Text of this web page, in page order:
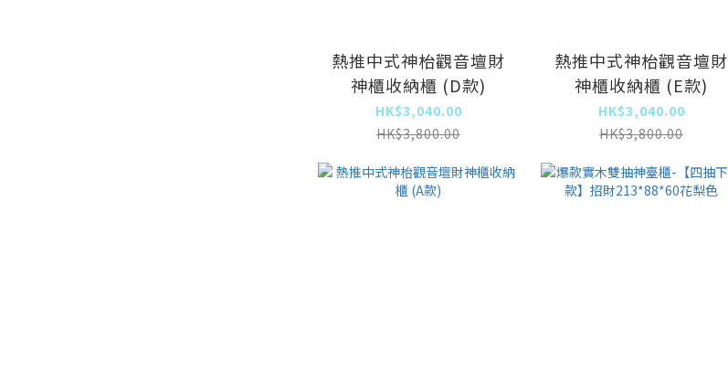
熱推中式神枱觀音壇財
神櫃收納櫃 (D款)
HK$3,040.00
HK$3,800.00
熱推中式神枱觀音壇財
神櫃收納櫃 (E款)
HK$3,040.00
HK$3,800.00